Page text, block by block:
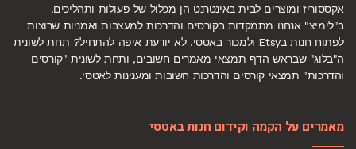
אקססוריז ומוצרים לבית באינטרנט הן מכלול של פעולות ותהליכים.
ב"לימיצ" אנחנו מתמקדות בקורסים והדרכות למעצבות ואמניות שרוצות
לפתוח חנות בEtsy ולמכור באטסי. לא יודעת איפה להתחיל? תחת לשונית
ה"בלוג" שבראש הדף תמצאי מאמרים חשובים, ותחת לשונית "קורסים
והדרכות" תמצאי קורסים והדרכות חשובות ומענינות לאטסי.
מאמרים על הקמה וקידום חנות באטסי